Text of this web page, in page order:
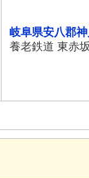
岐阜県安八郡
養老鉄道 東赤